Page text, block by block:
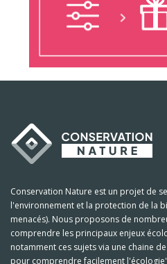
Conservation Nature est un projet de
l'environnement et la protection de la
menacés). Nous proposons de
comprendre les principaux enjeux
notamment ces sujets via une chaine
pour comprendre facilement